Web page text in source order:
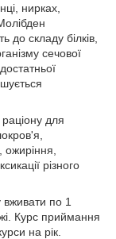
нирках,
до складу білків,
сечової
для
різного
вживати по 1
Курс приймання
на рік.